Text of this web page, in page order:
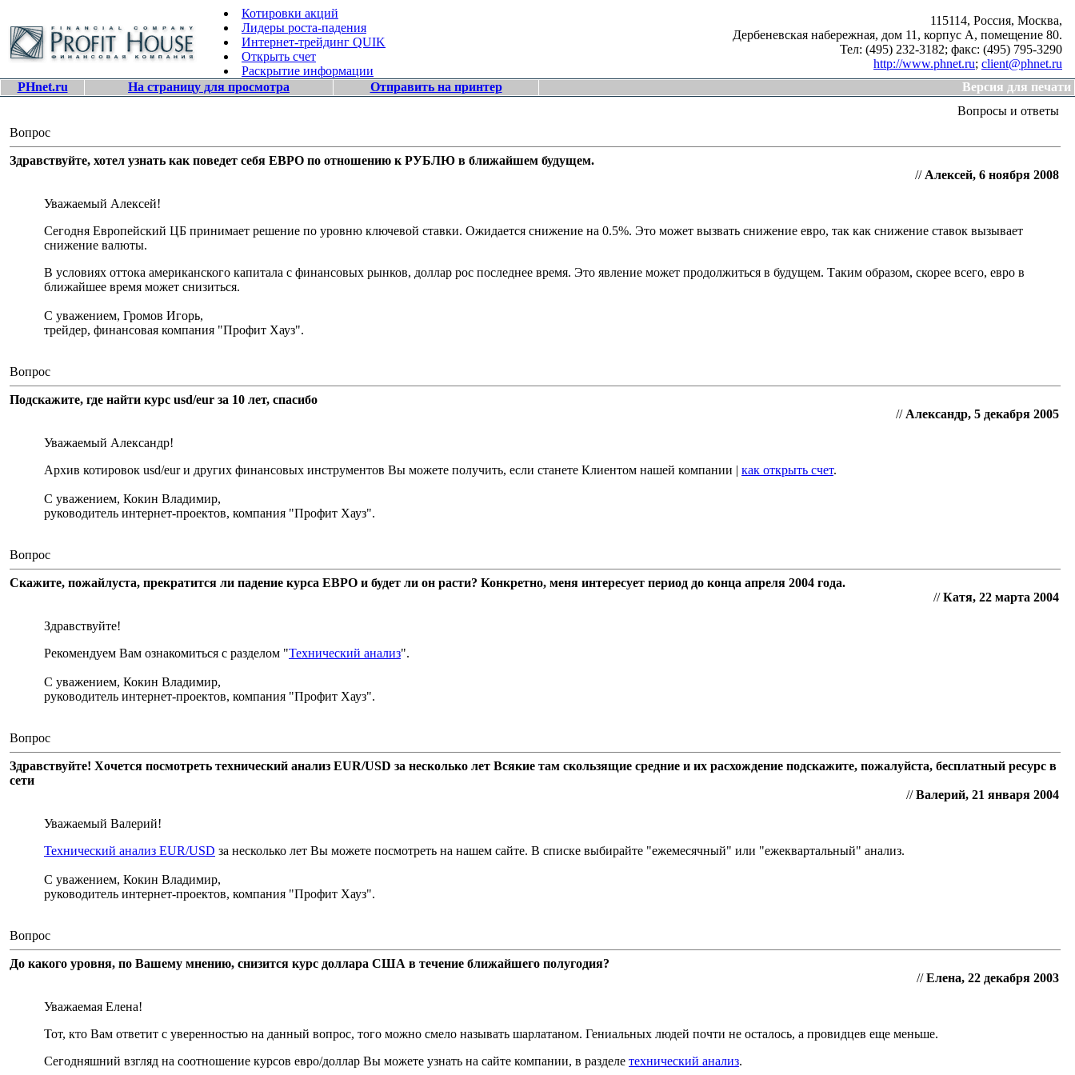
Котировки акций
Лидеры роста-падения
Интернет-трейдинг QUIK
Открыть счет
Раскрытие информации
115114, Россия, Москва,
Дербеневская набережная, дом 11, корпус А, помещение 80.
Тел: (495) 232-3182; факс: (495) 795-3290
http://www.phnet.ru; client@phnet.ru
PHnet.ru
На страницу для просмотра Отправить на принтер
Версия для печати
Вопросы и ответы
Вопрос
Здравствуйте, хотел узнать как поведет себя ЕВРО по отношению к РУБЛЮ в ближайшем будущем.
// Алексей, 6 ноября 2008
Уважаемый Алексей!
Сегодня Европейский ЦБ принимает решение по уровню ключевой ставки. Ожидается снижение на 0.5%. Это может вызвать снижение евро, так как снижение ставок вызывает
снижение валюты.
В условиях оттока американского капитала с финансовых рынков, доллар рос последнее время. Это явление может продолжиться в будущем. Таким образом, скорее всего, евро в
ближайшее время может снизиться.
С уважением, Громов Игорь,
трейдер, финансовая компания "Профит Хауз".
Вопрос
Подскажите, где найти курс usd/eur за 10 лет, спасибо
// Александр, 5 декабря 2005
Уважаемый Александр!
Архив котировок usd/eur и других финансовых инструментов Вы можете получить, если станете Клиентом нашей компании | как открыть счет.
С уважением, Кокин Владимир,
руководитель интернет-проектов, компания "Профит Хауз".
Вопрос
Скажите, пожайлуста, прекратится ли падение курса ЕВРО и будет ли он расти? Конкретно, меня интересует период до конца апреля 2004 года.
//Катя, 22 марта 2004
Здравствуйте!
Рекомендуем Вам ознакомиться с разделом "Технический анализ".
С уважением, Кокин Владимир,
руководитель интернет-проектов, компания "Профит Хауз".
Вопрос
Здравствуйте! Хочется посмотреть технический анализ EUR/USD за несколько лет Всякие там скользящие средние и их расхождение подскажите, пожалуйста, бесплатный ресурс в
сети
//Валерий, 21 января 2004
Уважаемый Валерий!
Технический анализ EUR/USD за несколько лет Вы можете посмотреть на нашем сайте. В списке выбирайте "ежемесячный" или "ежеквартальный" анализ.
С уважением, Кокин Владимир,
руководитель интернет-проектов, компания "Профит Хауз".
Вопрос
До какого уровня, по Вашему мнению, снизится курс доллара США в течение ближайшего полугодия?
//Елена, 22 декабря 2003
Уважаемая Елена!
Тот, кто Вам ответит с уверенностью на данный вопрос, того можно смело называть шарлатаном. Гениальных людей почти не осталось, а провидцев еще меньше.
Сегодняшний взгляд на соотношение курсов евро/доллар Вы можете узнать на сайте компании, в разделе технический анализ.